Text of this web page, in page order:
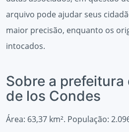
arquivo pode ajudar seus
maior precisão, enquanto os
intocados.
Sobre a prefeitura
de los Condes
Área: 63,37 km². População: